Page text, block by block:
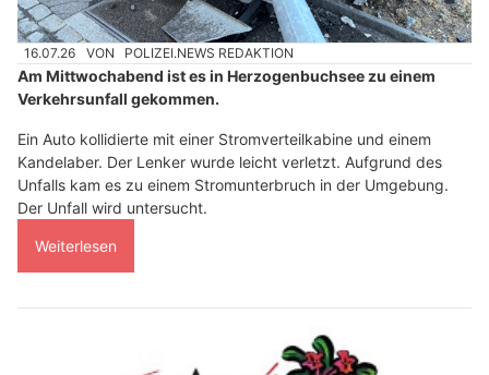
16.07.26 VON POLIZEI.NEWS REDAKTION
Am Mittwochabend ist es in Herzogenbuchsee zu einem
Verkehrsunfall gekommen.
Ein Auto kollidierte mit einer Stromverteilkabine und einem
Kandelaber. Der Lenker wurde leicht verletzt. Aufgrund des
Unfalls kam es zu einem Stromunterbruch in der Umgebung.
Der Unfall wird untersucht.
Weiterlesen